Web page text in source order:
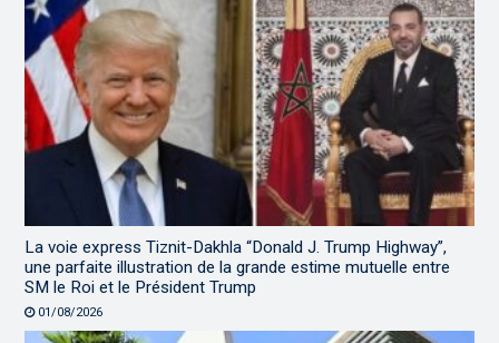
La voie express Tiznit-Dakhla “Donald J. Trump Highway”,
une parfaite illustration de la grande estime mutuelle entre
SM le Roi et le Président Trump
01/08/2026